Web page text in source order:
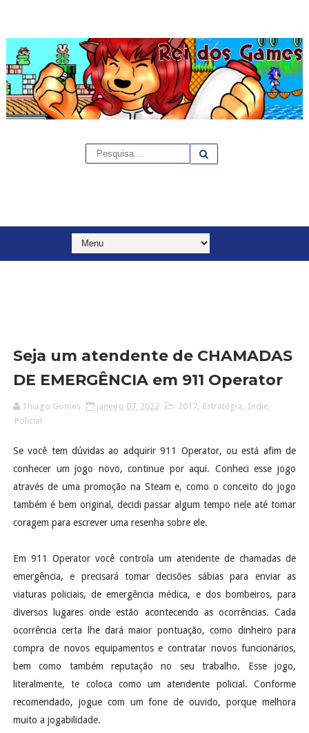
Seja um atendente de CHAMADAS
DE EMERGÊNCIA em 911 Operator
Thiago Gomes janeiro 07, 2022 2017, Estratégia Indie
Policial
Se você tem dúvidas ao adquirir 911 Operator, ou está afim de
conhecer um jogo novo, continue por aqui. Conheci esse jogo
através de uma promoção na Steam e, como o conceito do jogo
também é bem original, decidi passar algum tempo nele até tomar
coragem para escrever uma resenha sobre ele.
Em 911 Operator você controla um atendente de chamadas de
emergência, e precisará tomar decisões sábias para enviar as
viaturas policiais, de emergência médica, e dos bombeiros, para
diversos lugares onde estão acontecendo as ocorrências. Cada
ocorrência certa lhe dará maior pontuação, como dinheiro para
compra de novos equipamentos e contratar novos funcionários,
bem como também reputação no seu trabalho. Esse jogo,
literalmente, te coloca como um atendente policial. Conforme
recomendado, jogue com um fone de ouvido, porque melhora
muito a jogabilidade.